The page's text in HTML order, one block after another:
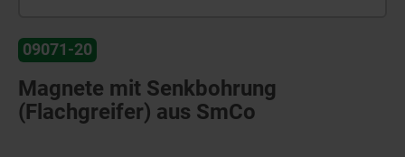
09071-20
Magnete mit Senkbohrung
(Flachgreifer) aus SmCo